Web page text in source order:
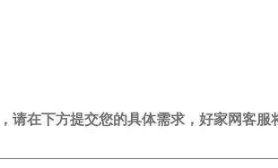
请在下方提交您的具体需求，好家网客服